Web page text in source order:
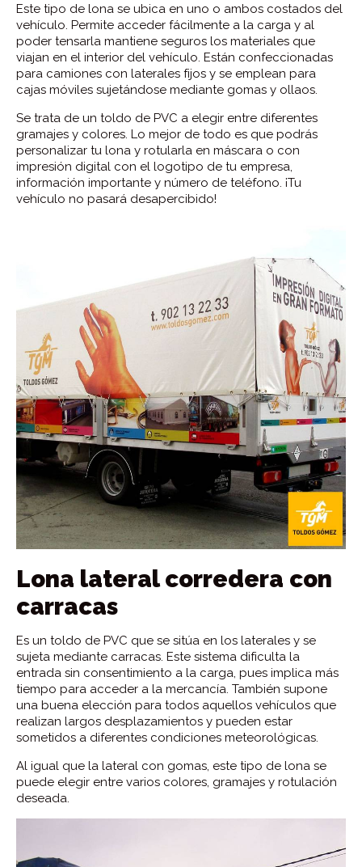
Este tipo de lona se ubica en uno o ambos costados del
vehículo. Permite acceder fácilmente a la carga y al
poder tensarla mantiene seguros los materiales que
viajan en el interior del vehículo. Están confeccionadas
para camiones con laterales fijos y se emplean para
cajas móviles sujetándose mediante gomas y ollaos.
Se trata de un toldo de PVC a elegir entre diferentes
gramajes y colores. Lo mejor de todo es que podrás
personalizar tu lona y rotularla en máscara o con
impresión digital con el logotipo de tu empresa,
información importante y número de teléfono. ¡Tu
vehículo no pasará desapercibido!
Lona lateral corredera con
carracas
Es un toldo de PVC que se sitúa en los laterales y se
sujeta mediante carracas. Este sistema dificulta la
entrada sin consentimiento a la carga, pues implica más
tiempo para acceder a la mercancía. También supone
una buena elección para todos aquellos vehículos que
realizan largos desplazamientos y pueden estar
sometidos a diferentes condiciones meteorológicas.
Al igual que la lateral con gomas, este tipo de lona se
puede elegir entre varios colores, gramajes y rotulación
deseada.